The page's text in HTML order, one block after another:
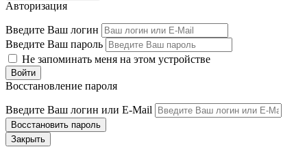
Авторизация
Введите Ваш логин
Введите Ваш пароль
Не запоминать меня на этом устройстве
Восстановление пароля
Введите Ваш логин или E-Mail
Закрыть